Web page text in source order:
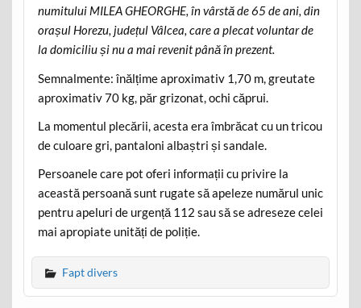
numitului MILEA GHEORGHE, în vârstă de 65 de ani, din
orașul Horezu, județul Vâlcea, care a plecat voluntar de
la domiciliu și nu a mai revenit până în prezent.
Semnalmente: înălțime aproximativ 1,70 m, greutate
aproximativ 70 kg, păr grizonat, ochi căprui.
La momentul plecării, acesta era îmbrăcat cu un tricou
de culoare gri, pantaloni albaștri și sandale.
Persoanele care pot oferi informații cu privire la
această persoană sunt rugate să apeleze numărul unic
pentru apeluri de urgență 112 sau să se adreseze celei
mai apropiate unități de poliție.
Fapt divers